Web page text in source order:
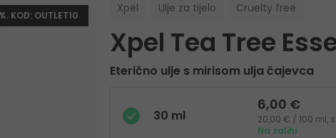
KOD: OUTLET10
Xpel Ulje za tijelo Cruelty free
Xpel Tea Tree
Eterično ulje s mirisom ulja čajevca
30 ml
6,00 €
20,00 € / 100 ml,
Na zalihi